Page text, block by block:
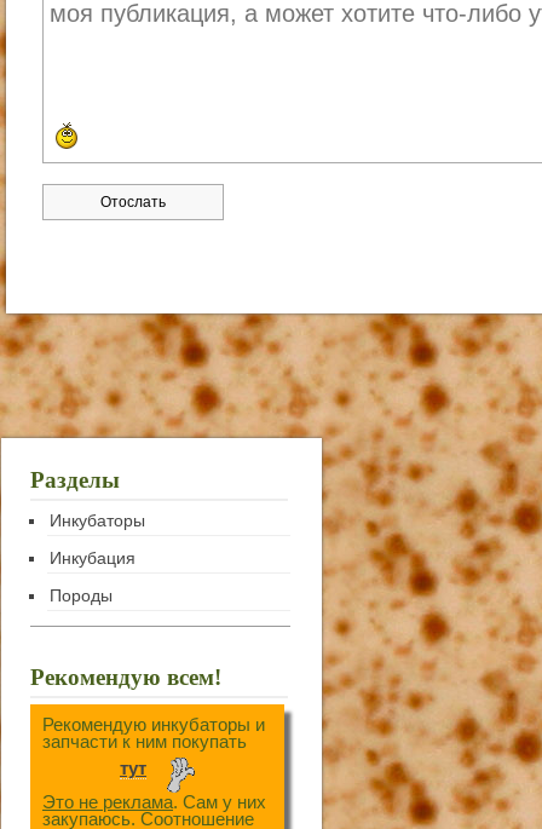
Разделы
Инкубаторы
Инкубация
Породы
Рекомендую всем!
Рекомендую инкубаторы и
запчасти к ним покупать
тут
Это не реклама. Сам у них
закупаюсь. Соотношение